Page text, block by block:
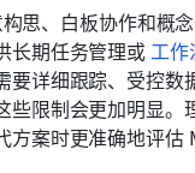
思、白板协作和概
长期任务管理或 工作
要详细跟踪、受控数
些限制会更加明显。
方案时更准确地评估